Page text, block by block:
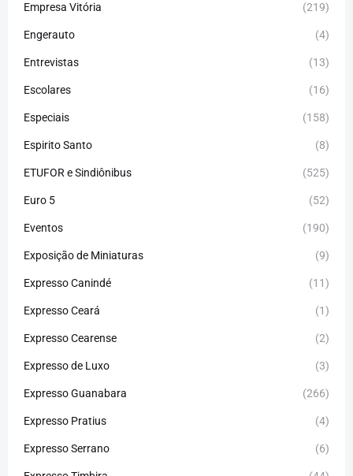
Empresa Vitória (219)
Engerauto (4)
Entrevistas (13)
Escolares (16)
Especiais (158)
Espirito Santo (8)
ETUFOR e Sindiônibus (525)
Euro 5 (52)
Eventos (190)
Exposição de Miniaturas (9)
Expresso Canindé (11)
Expresso Ceará (1)
Expresso Cearense (2)
Expresso de Luxo (3)
Expresso Guanabara (266)
Expresso Pratius (4)
Expresso Serrano (6)